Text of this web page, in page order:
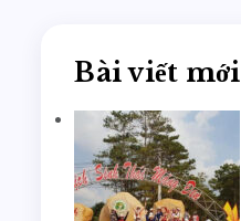
Bài viết mới